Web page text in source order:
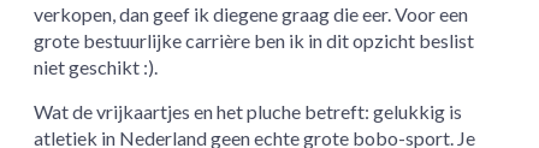
verkopen, dan geef ik diegene graag die eer. Voor een
grote bestuurlijke carrière ben ik in dit opzicht beslist
niet geschikt :).
Wat de vrijkaartjes en het pluche betreft: gelukkig is
atletiek in Nederland geen echte grote bobo-sport. Je